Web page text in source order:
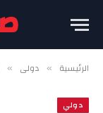
الرئيسية » دولي »
دولي